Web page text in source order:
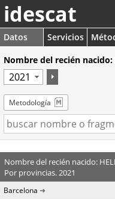
idescat
Datos Servicios
Nombre del recién
Metodología
Nombre del recién nacido:
Por provincias. 2021
Barcelona